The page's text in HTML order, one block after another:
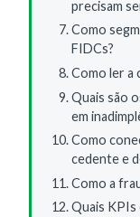
precisam
Como
FIDCs?
Como ler a
Quais são
em
Como
cedente e
Como a
Quais KPIs